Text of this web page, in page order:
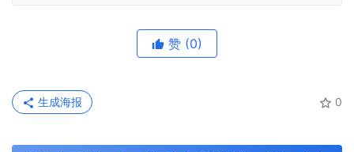
赞 (0)
0
生成海报